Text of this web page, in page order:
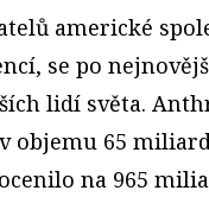
americké
se po
lidí světa.
objemu 65
na 965